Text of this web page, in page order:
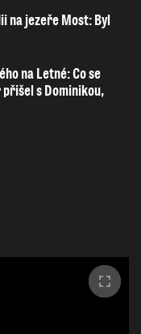
na jezeře Most: Byl
na Letné: Co se
s Dominikou,